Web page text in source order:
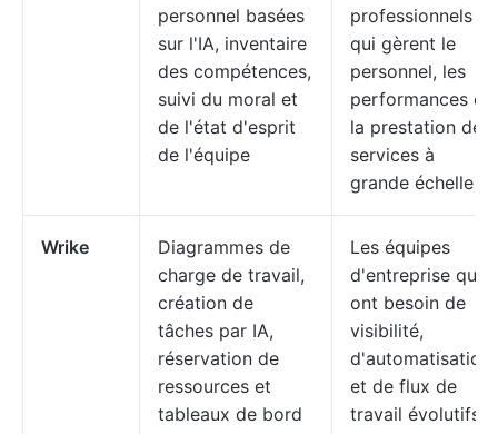
personnel basées
sur l'IA, inventaire
des compétences,
suivi du moral et
de l'état d'esprit
de l'équipe
professionnels
qui gèrent le
personnel, les
performances et
la prestation de
services à
grande échelle
Wrike
Diagrammes de
charge de travail,
création de
tâches par IA,
réservation de
ressources et
tableaux de bord
Les équipes
d'entreprise qui
ont besoin de
visibilité,
d'automatisation
et de flux de
travail évolutifs